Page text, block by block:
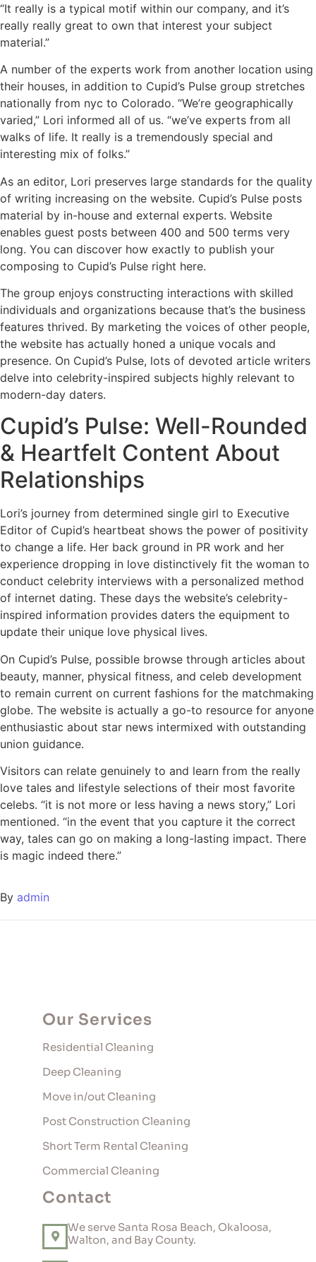
“It really is a typical motif within our company, and it’s
really really great to own that interest your subject
material.”
A number of the experts work from another location using
their houses, in addition to Cupid’s Pulse group stretches
nationally from nyc to Colorado. “We’re geographically
varied,” Lori informed all of us. “we’ve experts from all
walks of life. It really is a tremendously special and
interesting mix of folks.”
As an editor, Lori preserves large standards for the quality
of writing increasing on the website. Cupid’s Pulse posts
material by in-house and external experts. Website
enables guest posts between 400 and 500 terms very
long. You can discover how exactly to publish your
composing to Cupid’s Pulse right here.
The group enjoys constructing interactions with skilled
individuals and organizations because that’s the business
features thrived. By marketing the voices of other people,
the website has actually honed a unique vocals and
presence. On Cupid’s Pulse, lots of devoted article writers
delve into celebrity-inspired subjects highly relevant to
modern-day daters.
Cupid’s Pulse: Well-Rounded
& Heartfelt Content About
Relationships
Lori’s journey from determined single girl to Executive
Editor of Cupid’s heartbeat shows the power of positivity
to change a life. Her back ground in PR work and her
experience dropping in love distinctively fit the woman to
conduct celebrity interviews with a personalized method
of internet dating. These days the website’s celebrity-
inspired information provides daters the equipment to
update their unique love physical lives.
On Cupid’s Pulse, possible browse through articles about
beauty, manner, physical fitness, and celeb development
to remain current on current fashions for the matchmaking
globe. The website is actually a go-to resource for anyone
enthusiastic about star news intermixed with outstanding
union guidance.
Visitors can relate genuinely to and learn from the really
love tales and lifestyle selections of their most favorite
celebs. “it is not more or less having a news story,” Lori
mentioned. “in the event that you capture it the correct
way, tales can go on making a long-lasting impact. There
is magic indeed there.”
By admin
Our Services
Residential Cleaning
Deep Cleaning
Move in/out Cleaning
Post Construction Cleaning
Short Term Rental Cleaning
Commercial Cleaning
Contact
We serve Santa Rosa Beach, Okaloosa,
Walton, and Bay County.